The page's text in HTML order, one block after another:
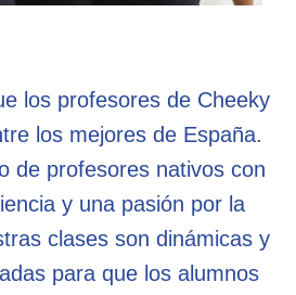
los profesores de Cheeky
los mejores de España.
de profesores nativos con
y una pasión por la
clases son dinámicas y
para que los alumnos